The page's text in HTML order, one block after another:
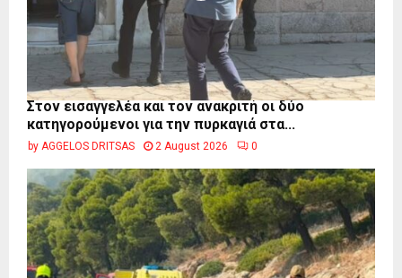
Στον εισαγγελέα και τον ανακριτή οι δύο
κατηγορούμενοι για την πυρκαγιά στα...
by AGGELOS DRITSAS 2 August 2026 0